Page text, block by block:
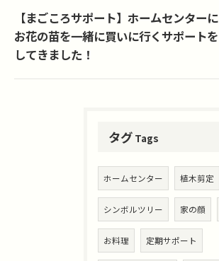
【まごころサポート】ホームセンターに
お花の苗を一緒に買いに行くサポートを
してきました！
タグ Tags
ホームセンター 植木剪定
シンボルツリー 家の顔
お料理 定期サポート